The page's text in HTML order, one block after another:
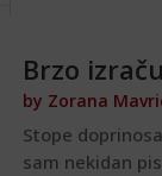
Brzo
by Zorana
Stope
sam nekidan